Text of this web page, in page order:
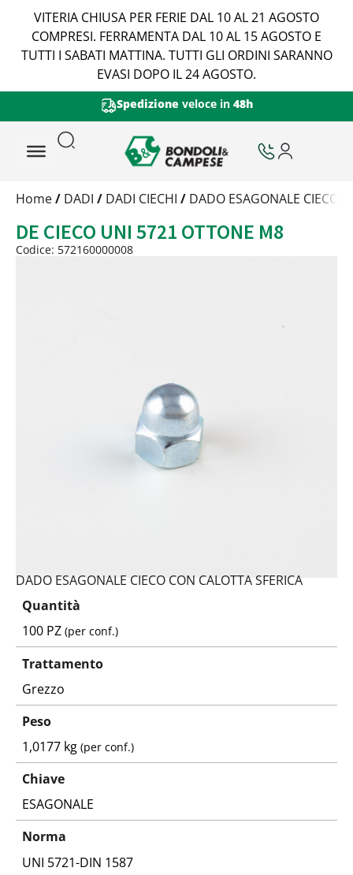
VITERIA CHIUSA PER FERIE DAL 10 AL 21 AGOSTO
COMPRESI. FERRAMENTA DAL 10 AL 15 AGOSTO E
TUTTI I SABATI MATTINA. TUTTI GLI ORDINI SARANNO
EVASI DOPO IL 24 AGOSTO.
Spedizione veloce in 48h
Trattamento
Peso
Quantità
Home/ DADI / DADI CIECHI / DADO ESAGONALE CIECO
DE CIECO UNI 5721 OTTONE M8
Codice: 572160000008
DADO ESAGONALE CIECO CON CALOTTA SFERICA
Quantità
100 PZ(per conf.)
Trattamento
Grezzo
Peso
1,0177 kg(per conf.)
Chiave
ESAGONALE
Norma
UNI 5721-DIN 1587